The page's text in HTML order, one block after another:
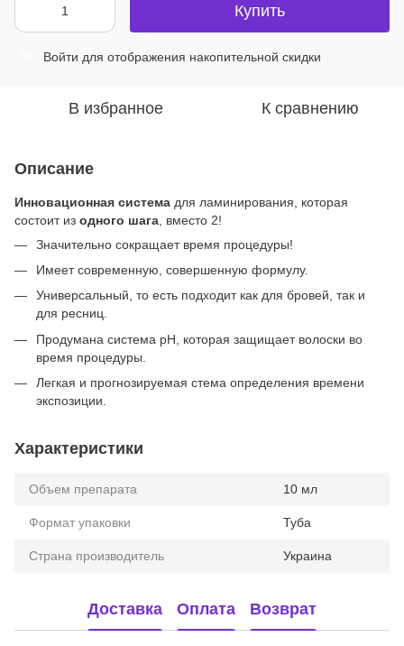
Купить
Войти для отображения накопительной скидки
В избранное К сравнению
Описание
Инновационная система для ламинирования, которая
состоит из одного шага , вместо 2!
Значительно сокращает время процедуры!
Имеет современную, совершенную формулу.
Универсальный, то есть подходит как для бровей, так и
для ресниц.
Продумана система pH, которая защищает волоски во
время процедуры.
Легкая и прогнозируемая стема определения времени
экспозиции.
Характеристики
Объем препарата 10 мл
Формат упаковки Туба
Страна производитель Украина
Доставка Оплата Возврат